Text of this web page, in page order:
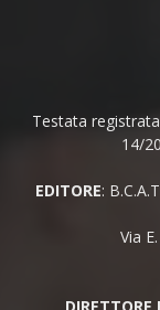
Testata
14/
EDITORE:
Via